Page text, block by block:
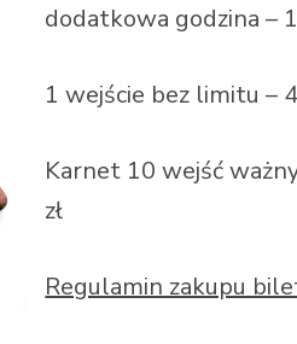
dodatkowa godzina –
1 wejście bez limitu –
Karnet 10 wejść
zł
Regulamin zakupu